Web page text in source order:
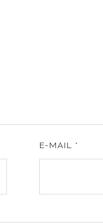
E-MAIL *